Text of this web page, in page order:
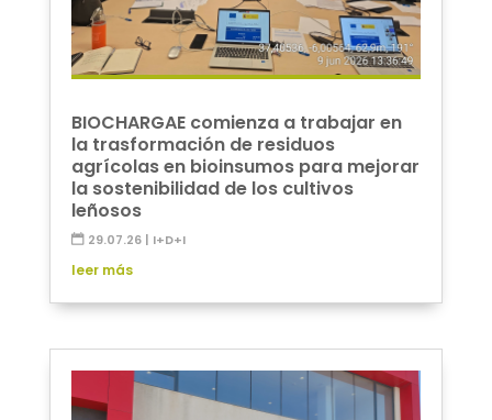
BIOCHARGAE comienza a trabajar en
la trasformación de residuos
agrícolas en bioinsumos para mejorar
la sostenibilidad de los cultivos
leñosos
29.07.26| I+D+I
leer más